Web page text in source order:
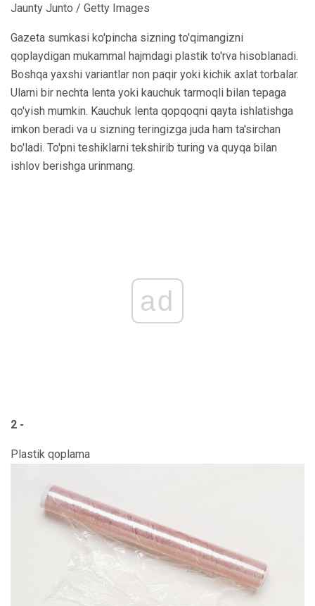
Jaunty Junto / Getty Images
Gazeta sumkasi ko'pincha sizning to'qimangizni
qoplaydigan mukammal hajmdagi plastik to'rva hisoblanadi.
Boshqa yaxshi variantlar non paqir yoki kichik axlat torbalar.
Ularni bir nechta lenta yoki kauchuk tarmoqli bilan tepaga
qo'yish mumkin. Kauchuk lenta qopqoqni qayta ishlatishga
imkon beradi va u sizning teringizga juda ham ta'sirchan
bo'ladi. To'pni teshiklarni tekshirib turing va quyqa bilan
ishlov berishga urinmang.
ad
2 -
Plastik qoplama